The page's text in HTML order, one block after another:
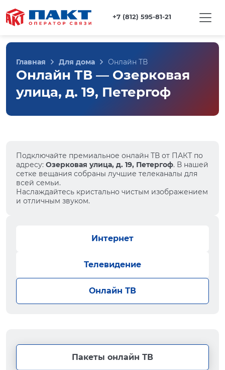
+7 (812) 595-81-21
Главная Для дома Онлайн ТВ
Онлайн ТВ — Озерковая
улица, д. 19, Петергоф
Подключайте премиальное онлайн ТВ от ПАКТ по
адресу: Озерковая улица, д. 19, Петергоф. В нашей
сетке вещания собраны лучшие телеканалы для
всей семьи.
Наслаждайтесь кристально чистым изображением
и отличным звуком.
Интернет
Телевидение
Онлайн ТВ
Пакеты онлайн ТВ